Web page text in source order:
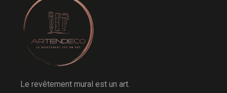
Le revêtement mural est un art.